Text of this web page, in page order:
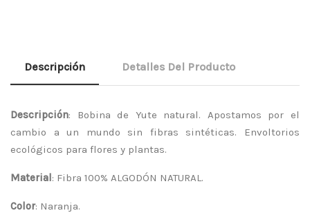
Descripción Detalles Del Producto
Descripción: Bobina de Yute natural. Apostamos por el
cambio a un mundo sin fibras sintéticas. Envoltorios
ecológicos para flores y plantas.
Material: Fibra 100% ALGODÓN NATURAL.
Color: Naranja.